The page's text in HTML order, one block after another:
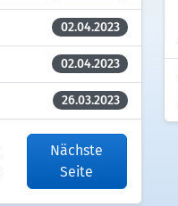
02.04.2023
02.04.2023
26.03.2023
Nächste
Seite